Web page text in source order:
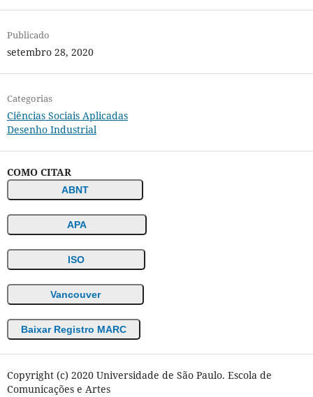
Publicado
setembro 28, 2020
Categorias
Ciências Sociais Aplicadas
Desenho Industrial
COMO CITAR
ABNT
APA
ISO
Vancouver
Baixar Registro MARC
Copyright (c) 2020 Universidade de São Paulo. Escola de
Comunicações e Artes